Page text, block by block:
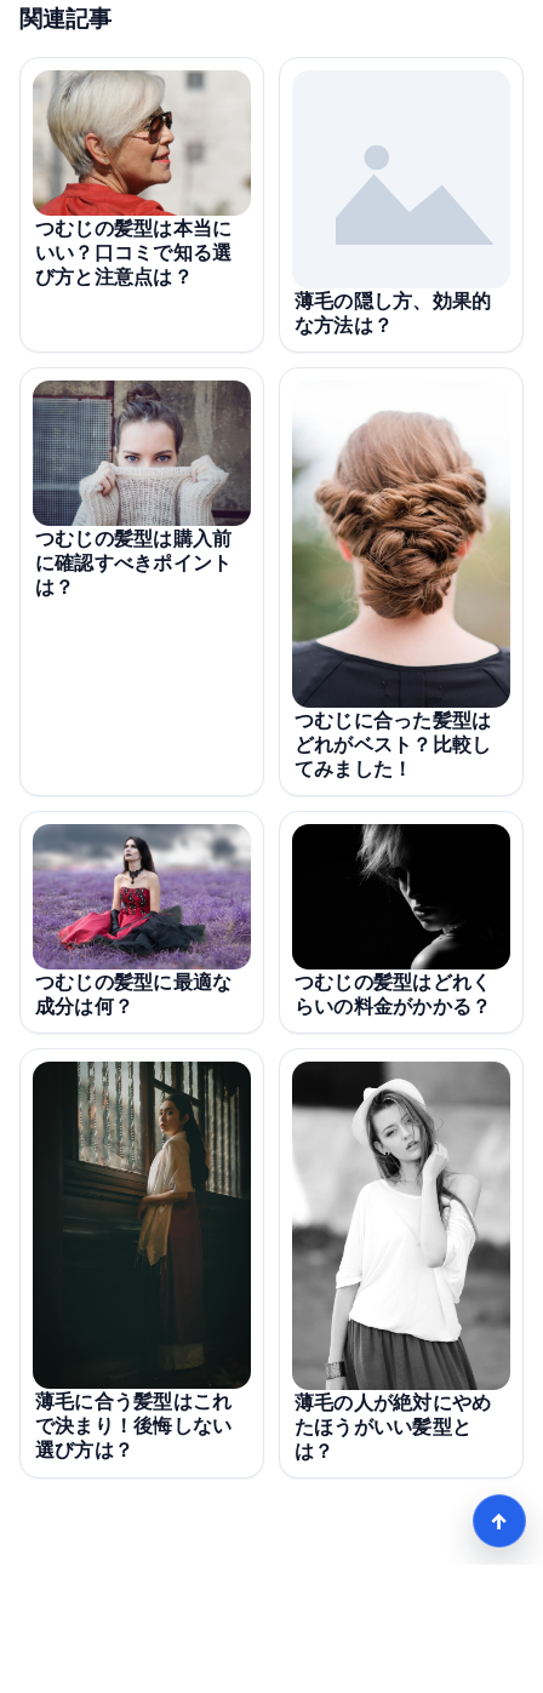
関連記事
つむじの髪型は本当に
いい？口コミで知る選
び方と注意点は？
薄毛の隠し方、効果的
な方法は？
つむじの髪型は購入前
に確認すべきポイント
は？
つむじに合った髪型は
どれがベスト？比較し
てみました！
つむじの髪型に最適な
成分は何？
つむじの髪型はどれく
らいの料金がかかる？
薄毛に合う髪型はこれ
で決まり！後悔しない
選び方は？
薄毛の人が絶対にやめ
たほうがいい髪型と
は？
↑